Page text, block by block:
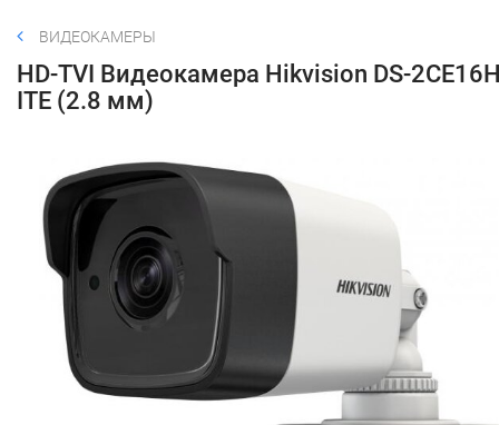
ВИДЕОКАМЕРЫ
HD-TVI Видеокамера Hikvision DS-
ITE (2.8 мм)